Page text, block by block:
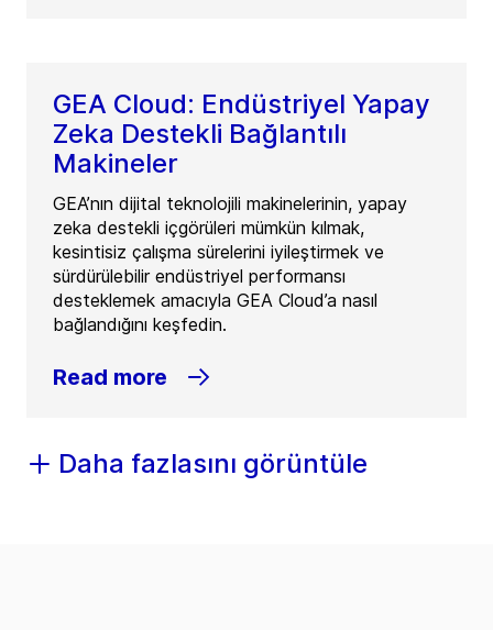
GEA Cloud: Endüstriyel Yapay
Zeka Destekli Bağlantılı
Makineler
GEA’nın dijital teknolojili makinelerinin, yapay
zeka destekli içgörüleri mümkün kılmak,
kesintisiz çalışma sürelerini iyileştirmek ve
sürdürülebilir endüstriyel performansı
desteklemek amacıyla GEA Cloud’a nasıl
bağlandığını keşfedin.
Read more
Daha fazlasını görüntüle